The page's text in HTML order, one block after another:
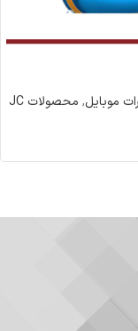
, محصولات JC